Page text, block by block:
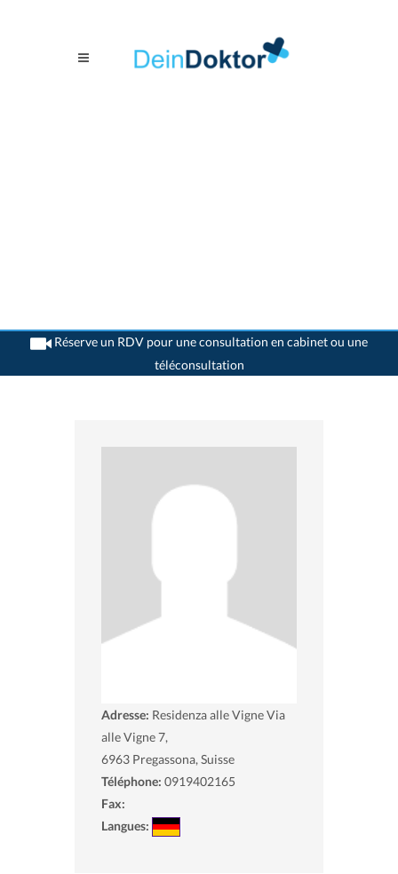
Réserve un RDV pour une consultation en cabinet ou une
téléconsultation
>Allergologues>Pregassona>Dr. Jean Pierre Lantin>Rendez-vous avec Dr. Jean-
Adresse: Residenza alle Vigne Via
alle Vigne 7,
6963 Pregassona, Suisse
Téléphone: 0919402165
Fax:
Langues: